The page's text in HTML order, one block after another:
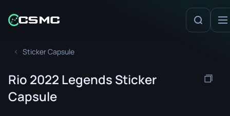
Sticker Capsule
Rio 2022 Legends Sticker
Capsule